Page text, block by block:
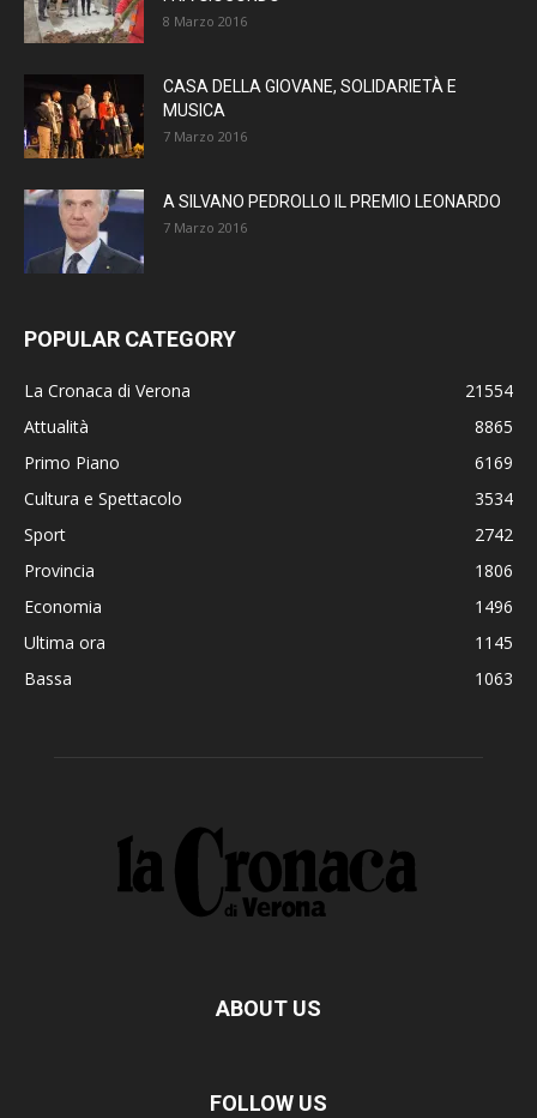
8 Marzo 2016
CASA DELLA GIOVANE, SOLIDARIETÀ E
MUSICA
7 Marzo 2016
A SILVANO PEDROLLO IL PREMIO LEONARDO
7 Marzo 2016
POPULAR CATEGORY
La Cronaca di Verona
21554
Attualità
8865
Primo Piano
6169
Cultura e Spettacolo
3534
Sport
2742
Provincia
1806
Economia
1496
Ultima ora
1145
Bassa
1063
ABOUT US
FOLLOW US